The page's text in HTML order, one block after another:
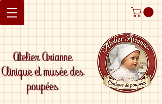
Atelier Arianne
Clinique et musée des
poupées